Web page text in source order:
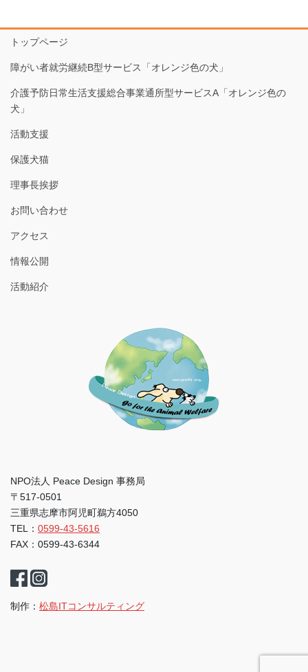
トップページ
障がい者就労継続B型サービス「オレンジ色の犬」
介護予防日常生活支援総合事業通所型サービスA「オレンジ色の
犬」
活動支援
保護犬猫
理事長挨拶
お問い合わせ
アクセス
情報公開
活動紹介
NPO法人 Peace Design 事務局
〒517-0501
三重県志摩市阿児町鵜方4050
TEL： 0599-43-5616
FAX：0599-43-6344
制作： 松島ITコンサルティング